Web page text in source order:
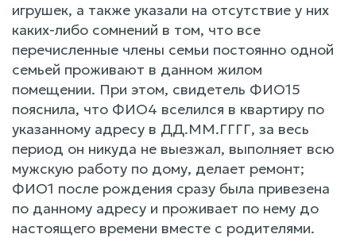
игрушек, а также указали на отсутствие у них
каких-либо сомнений в том, что все
перечисленные члены семьи постоянно одной
семьей проживают в данном жилом
помещении. При этом, свидетель ФИО15
пояснила, что ФИО4 вселился в квартиру по
указанному адресу в ДД.ММ.ГГГГ, за весь
период он никуда не выезжал, выполняет всю
мужскую работу по дому, делает ремонт;
ФИО1 после рождения сразу была привезена
по данному адресу и проживает по нему до
настоящего времени вместе с родителями.